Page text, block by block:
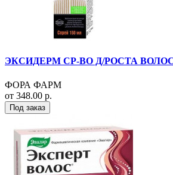
ЭКСИДЕРМ СР-ВО Д/РОСТА
ФОРА ФАРМ
от 348.00 р.
Под заказ